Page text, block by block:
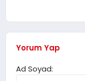
Yorum Yap
Ad Soyad: